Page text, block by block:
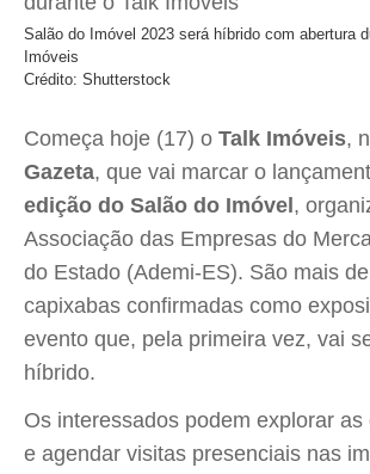
Salão do Imóvel 2023 será híbrido com abertura
Imóveis
Crédito: Shutterstock
Começa hoje (17) o Talk Imóveis,
Gazeta, que vai marcar o
edição do Salão do Imóvel ,
Associação das Empresas do
do Estado (Ademi-ES). São mais
capixabas confirmadas como
evento que, pela primeira vez, vai
híbrido.
Os interessados podem explorar
e agendar visitas presenciais nas